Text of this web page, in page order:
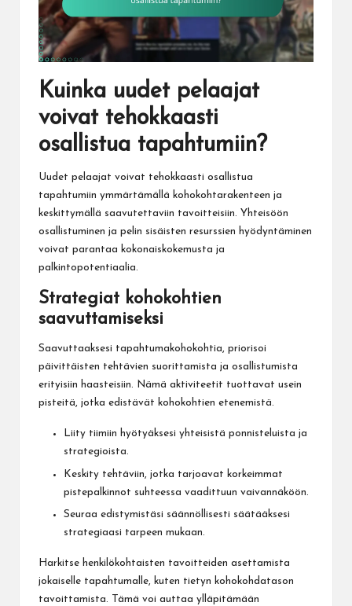
Kuinka uudet pelaajat
voivat tehokkaasti
osallistua tapahtumiin?
Uudet pelaajat voivat tehokkaasti osallistua
tapahtumiin ymmärtämällä kohokohtarakenteen ja
keskittymällä saavutettaviin tavoitteisiin. Yhteisöön
osallistuminen ja pelin sisäisten resurssien hyödyntäminen
voivat parantaa kokonaiskokemusta ja
palkintopotentiaalia.
Strategiat kohokohtien
saavuttamiseksi
Saavuttaaksesi tapahtumakohokohtia, priorisoi
päivittäisten tehtävien suorittamista ja osallistumista
erityisiin haasteisiin. Nämä aktiviteetit tuottavat usein
pisteitä, jotka edistävät kohokohtien etenemistä.
Liity tiimiin hyötyäksesi yhteisistä ponnisteluista ja
strategioista.
Keskity tehtäviin, jotka tarjoavat korkeimmat
pistepalkinnot suhteessa vaadittuun vaivannäköön.
Seuraa edistymistäsi säännöllisesti säätääksesi
strategiaasi tarpeen mukaan.
Harkitse henkilökohtaisten tavoitteiden asettamista
jokaiselle tapahtumalle, kuten tietyn kohokohdatason
tavoittamista. Tämä voi auttaa ylläpitämään